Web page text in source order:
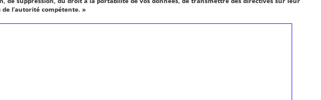
l’autorité compétente. »